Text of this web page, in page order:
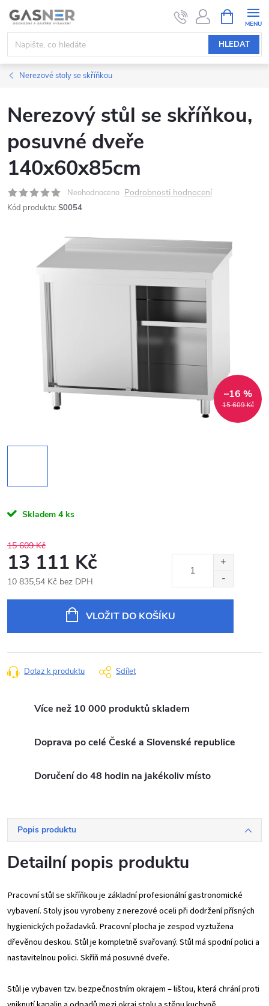
Přejít
obsah
HLEDAT
NÁKUPNÍ
KOŠÍK
Nerezové stoly se skříňkou
Nerezový stůl se skříňkou,
posuvné dveře
140x60x85cm
Neohodnoceno Podrobnosti hodnocení
Kód produktu: S0054
15 609 Kč
–16 %
Skladem 4 ks
15 609 Kč
13 111 Kč
10 835,54 Kč bez DPH
VLOŽIT DO KOŠÍKU
Dotaz k produktu Sdílet
Více než 10 000 produktů skladem
Doprava po celé České a Slovenské republice
Doručení do 48 hodin na jakékoliv místo
Popis produktu
Detailní popis produktu
Pracovní stůl se skříňkou je základní profesionální gastronomické
vybavení. Stoly jsou vyrobeny z nerezové oceli při dodržení přísných
hygienických požadavků. Pracovní plocha je zespod vyztužena
dřevěnou deskou. Stůl je kompletně svařovaný. Stůl má spodní polici a
nastavitelnou polici. Skříň má posuvné dveře.
Stůl je vybaven tzv. bezpečnostním okrajem – lištou, která chrání proti